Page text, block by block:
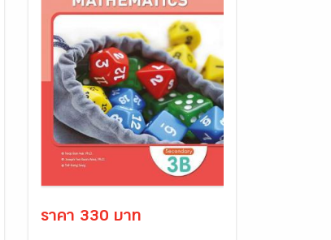
ราคา 330 บาท